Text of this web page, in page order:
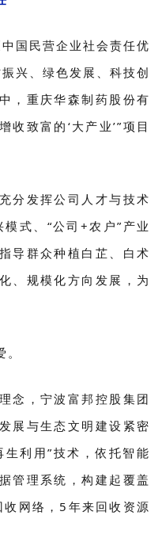
国民营企业社会责任优
兴、绿色发展、科技创
，重庆华森制药股份有
收致富的‘大产业’”项目
分发挥公司人才与技术
式、“公司+农户”产业
导群众种植白芷、白术
、规模化方向发展，为
念，宁波富邦控股集团
展与生态文明建设紧密
利用”技术，依托智能
管理系统，构建起覆盖
网络，5年来回收资源